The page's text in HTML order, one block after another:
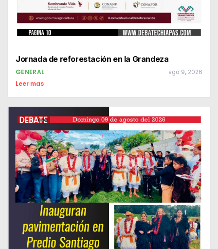
Jornada de reforestación en la Grandeza
GENERAL ago 9, 2026
Leer mas